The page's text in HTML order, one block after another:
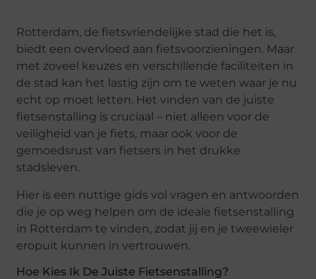
Rotterdam, de fietsvriendelijke stad die het is,
biedt een overvloed aan fietsvoorzieningen. Maar
met zoveel keuzes en verschillende faciliteiten in
de stad kan het lastig zijn om te weten waar je nu
echt op moet letten. Het vinden van de juiste
fietsenstalling is cruciaal – niet alleen voor de
veiligheid van je fiets, maar ook voor de
gemoedsrust van fietsers in het drukke
stadsleven.
Hier is een nuttige gids vol vragen en antwoorden
die je op weg helpen om de ideale fietsenstalling
in Rotterdam te vinden, zodat jij en je tweewieler
eropuit kunnen in vertrouwen.
Hoe Kies Ik De Juiste Fietsenstalling?